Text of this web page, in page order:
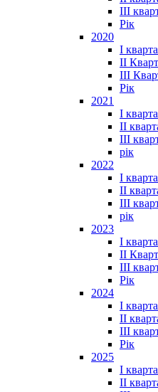
III
Рік
2020
I
II
III
Рік
2021
I
II
III
рік
2022
I
II
ІІІ
рік
2023
І
ІІ
III
Рік
2024
I
II
III
Рік
2025
I
II